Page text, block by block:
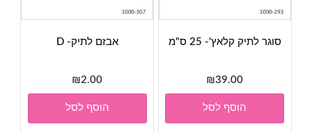
סוגר לתיק קלאץ'- 25 ס"מ
₪39.00
הוסף לסל
אבזם לתיק- D
₪2.00
הוסף לסל